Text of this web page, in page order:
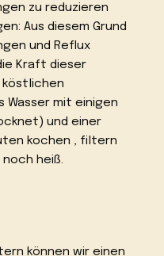
zu reduzieren
Aus diesem Grund
und Reflux
Kraft dieser
köstlichen
Wasser mit einigen
und einer
kochen , filtern
noch heiß.
können wir einen